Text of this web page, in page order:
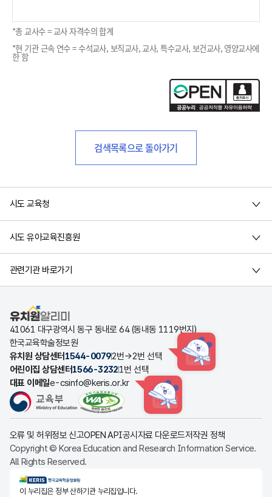
*총 교사수 = 교사 자격수의 합계
*현 기관 근속 연수 = 수석교사, 보직교사, 교사, 특수교사, 보건교사, 영양교사에
한 함
검색목록으로 돌아가기
시도 교육청
시도 유아교육진흥원
관련기관 바로가기
유치원알리미
41061 대구광역시 동구 동내로 64 (동내동 1119번지)
한국교육학술정보원
유치원 상담센터 1544-00792번→2번 선택 HINT
어린이집 상담센터1566-32321번 선택
대표 이메일e-csinfo@keris.or.kr
HINT
오류 및 허위정보 신고OPEN API공시자료 다운로드저작권 정책
Copyright © Korea Education and Research Information Service.
All Rights Reserved.
KERIS한국교육학술정보원
이 누리집은 정부 산하기관 누리집입니다.